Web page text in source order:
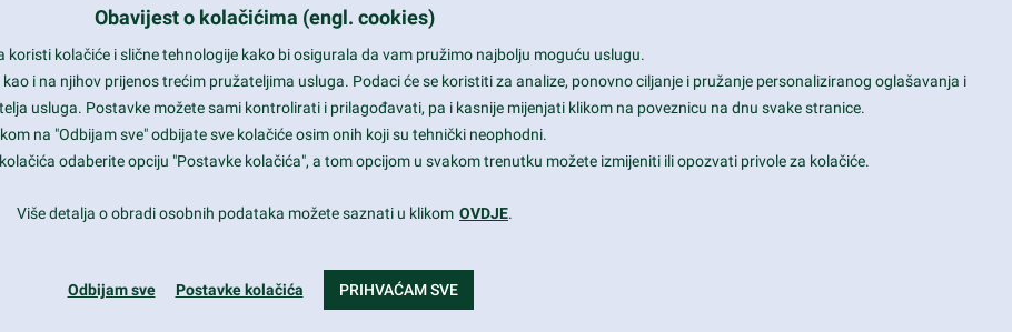
and beautiful design
Eelements
ready
View, CA 94043
+1 650-253-0000
Daily: 9:00 am - 6:00 pm
Obavijest o kolačićima (engl. cookies)
koristi kolačiće i slične tehnologije kako bi osigurala da vam pružimo najbolju moguću uslugu.
i na njihov prijenos trećim pružateljima usluga. Podaci će se koristiti za analize, ponovno ciljanje i pružanje personaliziranog oglašavanja i
usluga. Postavke možete sami kontrolirati i prilagođavati, pa i kasnije mijenjati klikom na poveznicu na dnu svake stranice.
na "Odbijam sve" odbijate sve kolačiće osim onih koji su tehnički neophodni.
odaberite opciju "Postavke kolačića", a tom opcijom u svakom trenutku možete izmijeniti ili opozvati privole za kolačiće.
Više detalja o obradi osobnih podataka možete saznati u klikom OVDJE.
Odbijam sve Postavke kolačića PRIHVAĆAM SVE